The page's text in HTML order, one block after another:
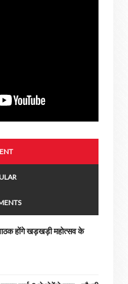
होंगे खड़खड़ी महोत्सव के